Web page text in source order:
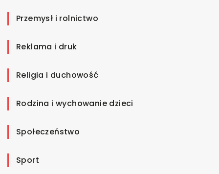
Przemysł i rolnictwo
Reklama i druk
Religia i duchowość
Rodzina i wychowanie dzieci
Społeczeństwo
Sport